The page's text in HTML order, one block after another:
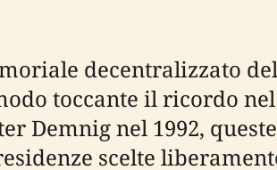
decentralizzato del
toccante il ricordo nel
Demnig nel 1992, queste
scelte